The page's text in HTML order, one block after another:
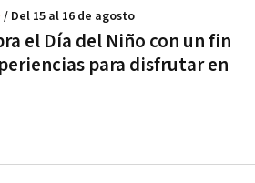
el Día del Niño con un fin
para disfrutar en
/ Del 15 al 16 de agosto